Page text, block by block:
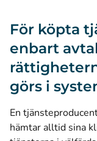
För köpta
enbart
görs i
En
hämtar alltid sina